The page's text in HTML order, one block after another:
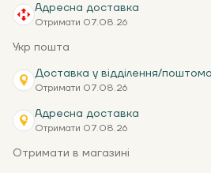
Адресна доставка
Отримати 07.08.26
Укр пошта
Доставка у відділення/
Отримати 07.08.26
Адресна доставка
Отримати 07.08.26
Отримати в магазині